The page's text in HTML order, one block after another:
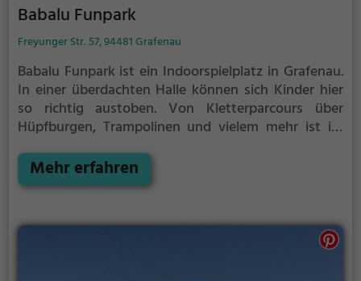
Babalu Funpark
Freyunger Str. 57, 94481 Grafenau
Babalu Funpark ist ein Indoorspielplatz in Grafenau.
In einer überdachten Halle können sich Kinder hier
so richtig austoben. Von Kletterparcours über
Hüpfburgen, Trampolinen und vielem mehr ist im
Indoorspielplätze bzw. Hallenspielplätze sind ein
tolles Ausflugsziel für schlechtes Wetter, denn in der
extremer Hitze gespielt werden. Babalu Funpark
eignet sich außerdem besonders gut, um einen
Kindergeburtstag zu veranstalten. Auf den
Mehr erfahren